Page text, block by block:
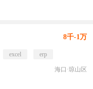
8千-1万
excel erp
海口·琼山区